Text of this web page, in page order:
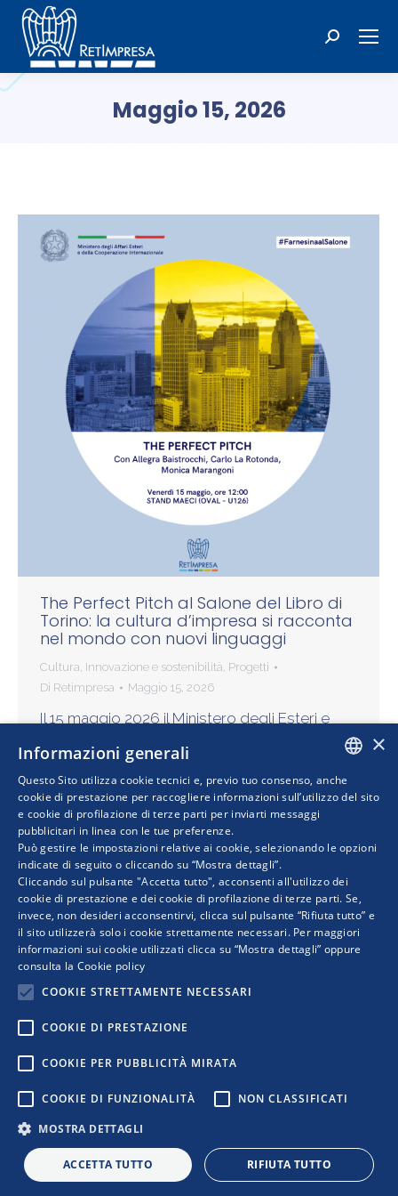
Cerca:
Maggio 15, 2026
The Perfect Pitch al Salone del Libro di
Torino: la cultura d’impresa si racconta
nel mondo con nuovi linguaggi
Cultura, Innovazione e sostenibilità, Progetti
Di Retimpresa Maggio 15, 2026
Il 15 maggio 2026 il Ministero degli Esteri e
RetImpresa hanno portato al Salone
Internazionale del Libro di Torino “The Perfect
Pitch”, l’iniziativa che supporta le startup
italiane nel percorso…
COPYRIGHT © 2019 WWW.RETIMPRESA.IT
reti d'imprese
retimpresa@pec.retimpresa.it
| Codice fiscale 97583770587
PRIVACY|COOKIES|REGOLE D’USO DEL SITO
ITALIAN
×
Informazioni generali
Questo Sito utilizza cookie tecnici e, previo tuo consenso, anche
cookie di prestazione per raccogliere informazioni sull’utilizzo del sito
e cookie di profilazione di terze parti per inviarti messaggi
pubblicitari in linea con le tue preferenze.
Può gestire le impostazioni relative ai cookie, selezionando le opzioni
indicate di seguito o cliccando su “Mostra dettagli”.
Cliccando sul pulsante "Accetta tutto", acconsenti all'utilizzo dei
cookie di prestazione e dei cookie di profilazione di terze parti. Se,
invece, non desideri acconsentirvi, clicca sul pulsante “Rifiuta tutto” e
il sito utilizzerà solo i cookie strettamente necessari. Per maggiori
informazioni sui cookie utilizzati clicca su “Mostra dettagli” oppure
consulta la Cookie policy
COOKIE STRETTAMENTE NECESSARI
COOKIE DI PRESTAZIONE
COOKIE PER PUBBLICITÀ MIRATA
COOKIE DI FUNZIONALITÀ
NON CLASSIFICATI
MOSTRA DETTAGLI
ACCETTA TUTTO RIFIUTA TUTTO